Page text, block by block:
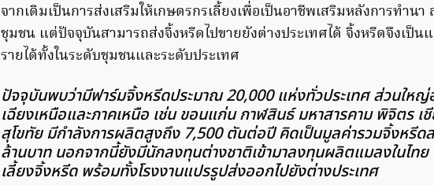
จากเดิมเป็นการส่งเสริมให้เกษตรกรเลี้ยงเพื่อเป็นอาชีพเสริมหลังการทำนา
ชุมชน แต่ปัจจุบันสามารถส่งจิ้งหรีดไปขายยังต่างประเทศได้ จิ้งหรีดจึงเป็น
รายได้ทั้งในระดับชุมชนและระดับประเทศ
ปัจจุบันพบว่ามีฟาร์มจิ้งหรีดประมาณ 20,000 แห่งทั่วประเทศ ส่วนใหญ่
เฉียงเหนือและภาคเหนือ เช่น ขอนแก่น กาฬสินธ์ มหาสารคาม พิจิตร
สุโขทัย มีกำลังการผลิตสูงถึง 7,500 ตันต่อปี คิดเป็นมูลค่ารวมจิ้งหรีด
ล้านบาท นอกจากนี้ยังมีนักลงทุนต่างชาติเข้ามาลงทุนผลิตแมลงในไทย
เลี้ยงจิ้งหรีด พร้อมทั้งโรงงานแปรรูปส่งออกไปยังต่างประเทศ